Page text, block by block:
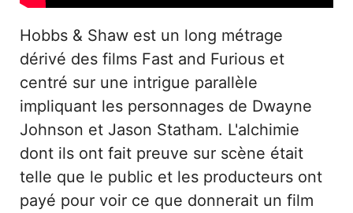
Hobbs & Shaw est un long métrage
dérivé des films Fast and Furious et
centré sur une intrigue parallèle
impliquant les personnages de Dwayne
Johnson et Jason Statham. L'alchimie
dont ils ont fait preuve sur scène était
telle que le public et les producteurs ont
payé pour voir ce que donnerait un film